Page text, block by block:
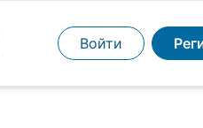
Войти